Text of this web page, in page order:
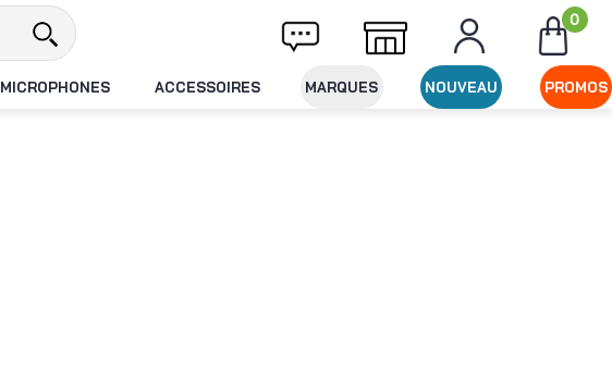
Livraison offerte dès 49€ d'achat 0
MICROPHONES ACCESSOIRES MARQUES NOUVEAU PROMOS